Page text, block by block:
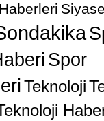
Spor
Teknoloji